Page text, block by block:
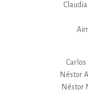
Néstor
Néstor